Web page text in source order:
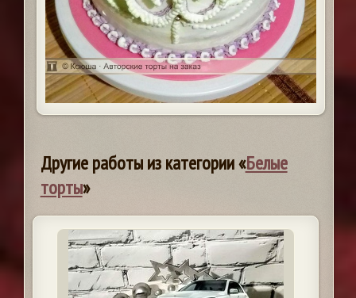
Другие работы из категории «Белые
торты»